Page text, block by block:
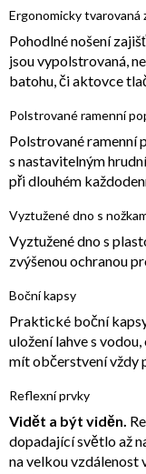
Ergonomicky tvarovaná
Pohodlné nošení
jsou vypolstrovaná,
batohu, či aktovce
Polstrované ramenní
Polstrované ramenní
s nastavitelným
při dlouhém
Vyztužené dno s
Vyztužené dno s
zvýšenou ochranou
Boční kapsy
Praktické boční
uložení lahve s
mít občerstvení vždy
Reflexní prvky
Vidět a být viděn.
dopadající světlo až
na velkou